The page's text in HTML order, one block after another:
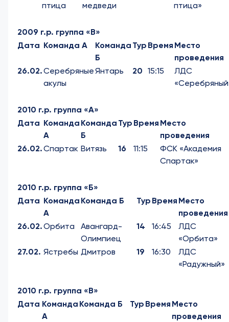
птица
медведи
птица»
2009 г.р. группа «В»
Дата Команда А
Команда
Б
Тур Время Место
проведения
26.02.Серебряные
акулы
Янтарь 20 15:15
ЛДС
2010 г.р. группа «А»
Дата Команда
А
Команда
Б
Тур Время Место
проведения
26.02.Спартак Витязь 16 11:15
ФСК «Академия
Спартак»
2010 г.р. группа «Б»
Дата Команда
А
Команда Б Тур Время Место
проведения
26.02.Орбита
Авангард-
Олимпиец
14 16:45
ЛДС
«Орбита»
27.02. Ястребы Дмитров 19 16:30
ЛДС
«Радужный»
2010 г.р. группа «В»
Дата Команда
А
Команда Б Тур Время Место
проведения